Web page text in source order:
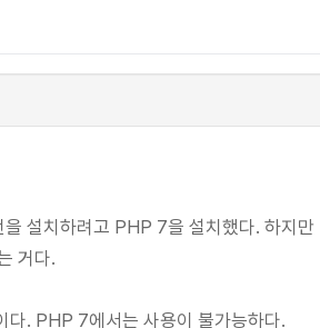
설치하려고 PHP 7을 설치했다. 하지만
거다.
. PHP 7에서는 사용이 불가능하다.